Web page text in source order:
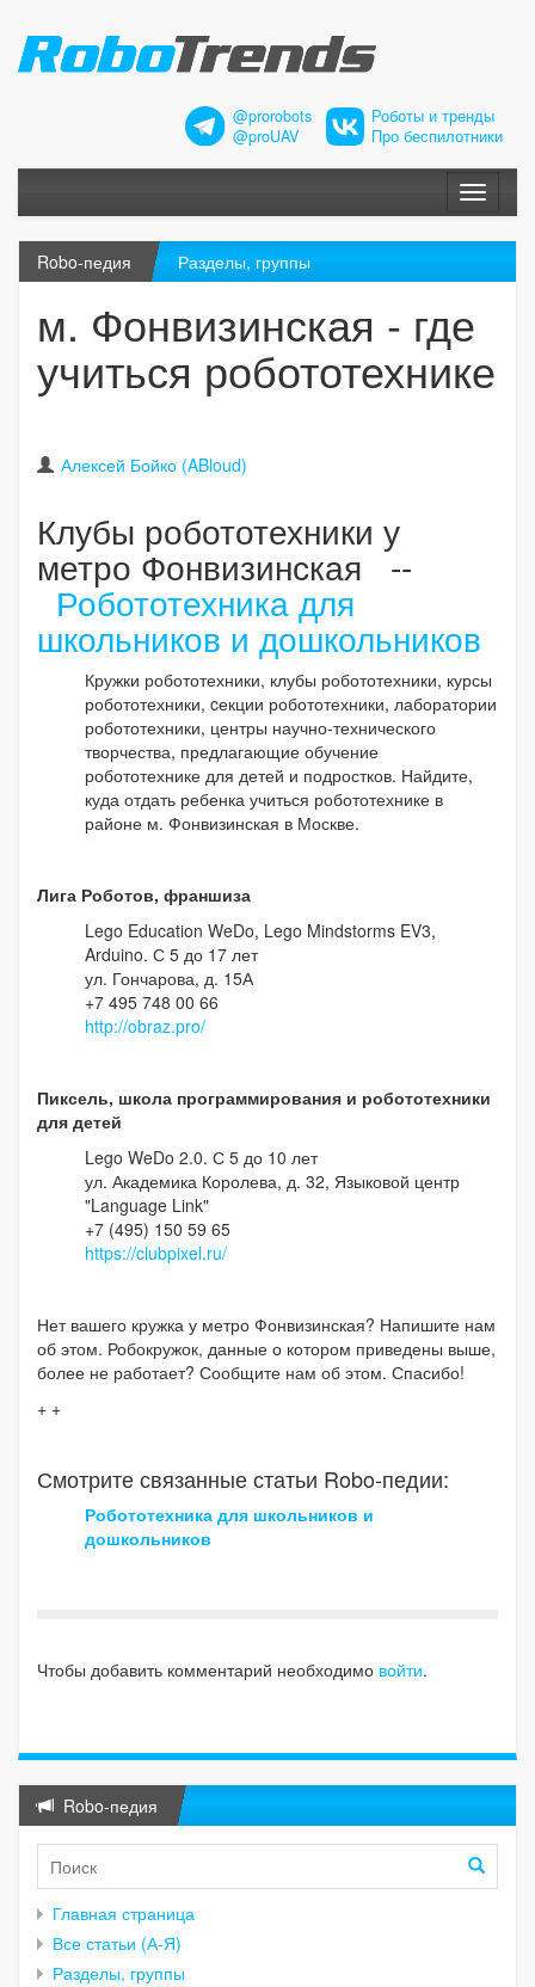
@prorobots
@proUAV
Роботы и тренды
Про беспилотники
Меню
Robo-педия Разделы, группы
м. Фонвизинская - где
учиться робототехнике
Алексей Бойко (ABloud)
Клубы робототехники у
метро Фонвизинская --
Робототехника для
школьников и дошкольников
Кружки робототехники, клубы робототехники, курсы
робототехники, cекции робототехники, лаборатории
робототехники, центры научно-технического
творчества, предлагающие обучение
робототехнике для детей и подростков. Найдите,
куда отдать ребенка учиться робототехнике в
районе м. Фонвизинская в Москве.
Лига Роботов, франшиза
Lego Education WeDo, Lego Mindstorms EV3,
Arduino. С 5 до 17 лет
ул. Гончарова, д. 15А
+7 495 748 00 66
http://obraz.pro/
Пиксель, школа программирования и робототехники
для детей
Lego WeDo 2.0. С 5 до 10 лет
ул. Академика Королева, д. 32, Языковой центр
"Language Link"
+7 (495) 150 59 65
https://clubpixel.ru/
Нет вашего кружка у метро Фонвизинская? Напишите нам
об этом. Робокружок, данные о котором приведены выше,
более не работает? Сообщите нам об этом. Спасибо!
+ +
Смотрите связанные статьи Robo-педии:
Робототехника для школьников и
дошкольников
Чтобы добавить комментарий необходимо войти.
Robo-педия
Главная страница
Все статьи (А-Я)
Разделы, группы